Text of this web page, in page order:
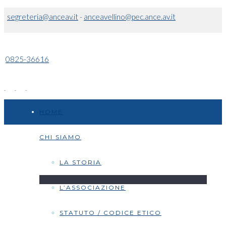
segreteria@anceav.it- anceavellino@pec.ance.av.it
0825-36616
CHI SIAMO
LA STORIA
L’ASSOCIAZIONE
STATUTO / CODICE ETICO